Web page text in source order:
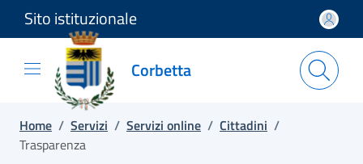
Salta e vai al contenuto
Salta e vai al footer
Sito istituzionale
Corbetta
Home / Servizi / Servizi online / Cittadini /
Trasparenza